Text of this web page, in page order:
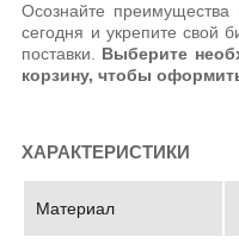
Осознайте
сегодня и укрепите свой
поставки. Выберите
корзину, чтобы
ХАРАКТЕРИСТИКИ
Материал